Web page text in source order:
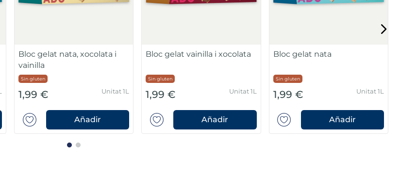
Galetes per a gelats
0,59 € Unitat 20 u 35 g
Añadir
Bloc de nata, xocolata i
Sin gluten
2,49 € Unitat 1 L
Añadir
Sin gluten
1,99 € Unitat 1L
Añadir